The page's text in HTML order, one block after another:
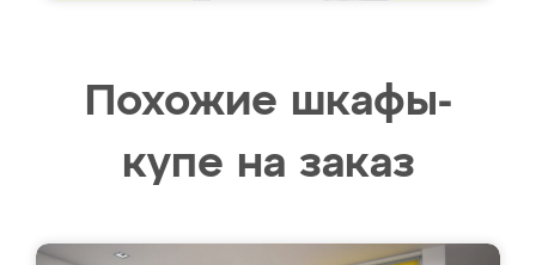
Похожие шкафы-
купе на заказ